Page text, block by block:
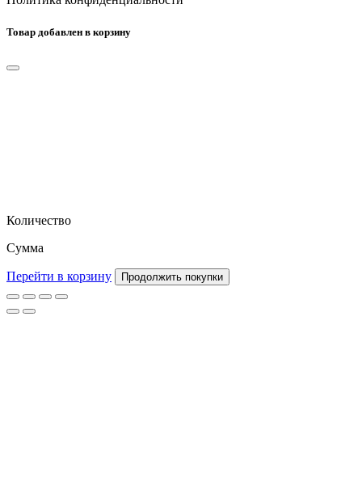
Товар добавлен в корзину
Количество
Сумма
Перейти в корзину Продолжить покупки